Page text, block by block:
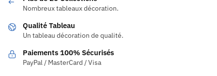
Nombreux tableaux décoration.
Qualité Tableau
Un tableau décoration de qualité.
Paiements 100% Sécurisés
PayPal / MasterCard / Visa